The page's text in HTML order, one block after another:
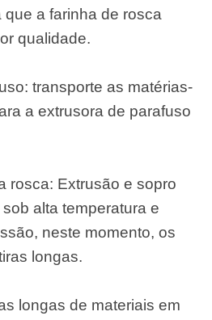
a farinha de rosca
qualidade.
transporte as matérias-
a extrusora de parafuso
rosca: Extrusão e sopro
alta temperatura e
neste momento, os
longas.
longas de materiais em